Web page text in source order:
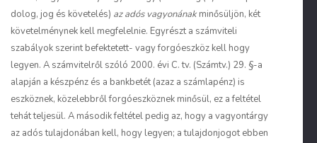
dolog, jog és követelés) az adós vagyonának minősüljön, két
követelménynek kell megfelelnie. Egyrészt a számviteli
szabályok szerint befektetett- vagy forgóeszköz kell hogy
legyen. A számvitelről szóló 2000. évi C. tv. (Számtv.) 29. §-a
alapján a készpénz és a bankbetét (azaz a számlapénz) is
eszköznek, közelebbről forgóeszköznek minősül, ez a feltétel
tehát teljesül. A második feltétel pedig az, hogy a vagyontárgy
az adós tulajdonában kell, hogy legyen; a tulajdonjogot ebben